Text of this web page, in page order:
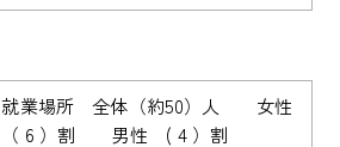
就業場所 全体（約50）人 女性
（ 6 ）割 男性 ( 4 ）割